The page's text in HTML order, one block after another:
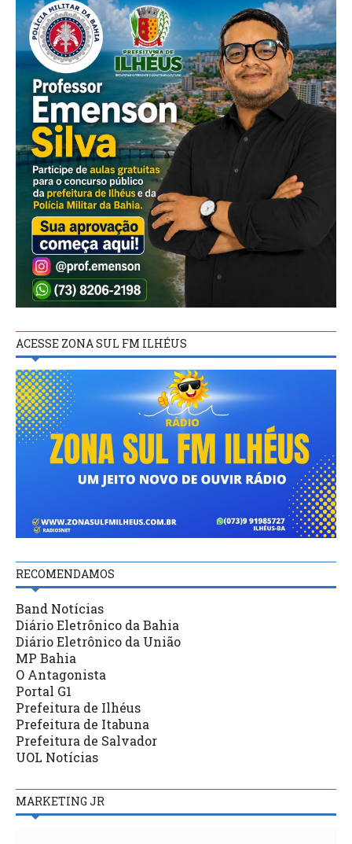
ACESSE ZONA SUL FM ILHÉUS
RECOMENDAMOS
Band Notícias
Diário Eletrônico da Bahia
Diário Eletrônico da União
MP Bahia
O Antagonista
Portal G1
Prefeitura de Ilhéus
Prefeitura de Itabuna
Prefeitura de Salvador
UOL Notícias
MARKETING JR